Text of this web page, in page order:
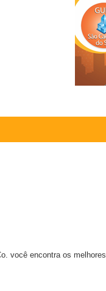
você encontra os